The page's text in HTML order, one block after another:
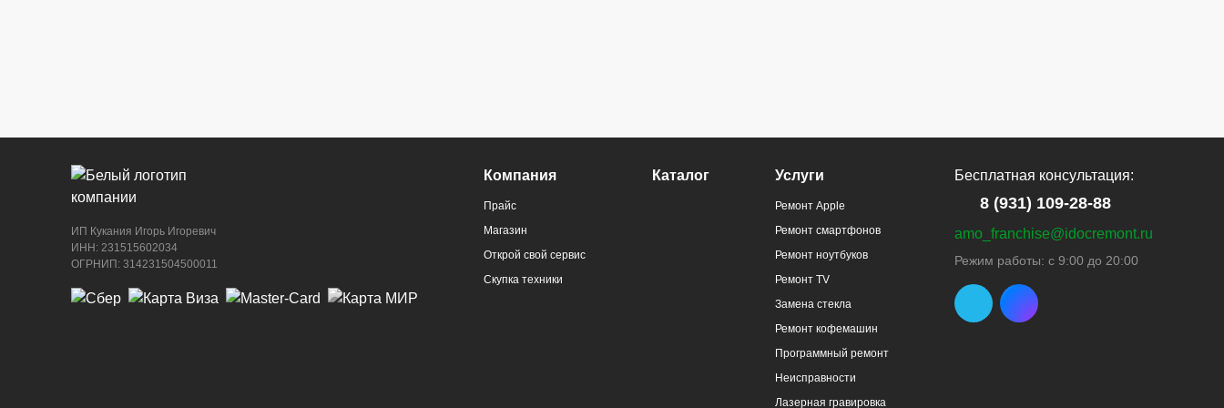
ИП Кукания Игорь Игоревич
ИНН: 231515602034
ОГРНИП: 314231504500011
Компания
Прайс
Магазин
Открой свой сервис
Скупка техники
Каталог Услуги
Ремонт Apple
Ремонт смартфонов
Ремонт ноутбуков
Ремонт TV
Замена стекла
Ремонт кофемашин
Программный ремонт
Неисправности
Лазерная гравировка
Бесплатная консультация:
8 (931) 109-28-88
amo_franchise@idocremont.ru
Режим работы: с 9:00 до 20:00